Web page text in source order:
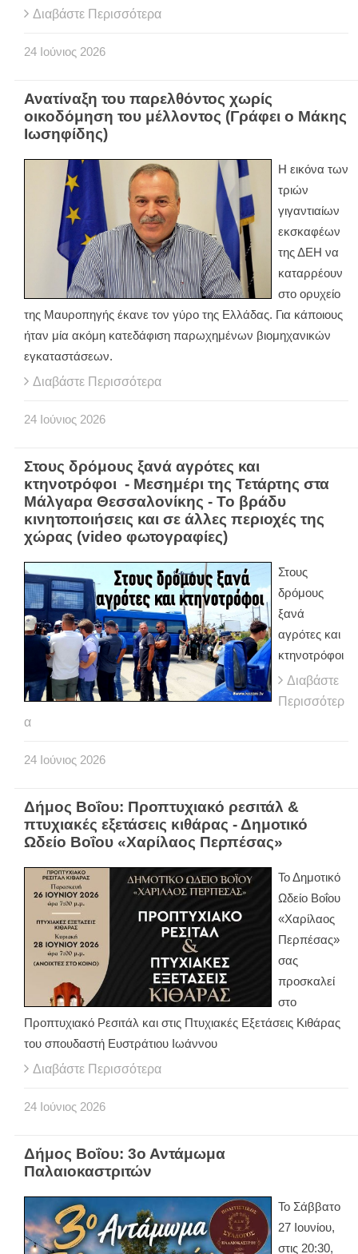
Διαβάστε Περισσότερα
24 Ιούνιος 2026
Ανατίναξη του παρελθόντος χωρίς
οικοδόμηση του μέλλοντος (Γράφει ο Μάκης
Ιωσηφίδης)
Η εικόνα των
τριών
γιγαντιαίων
εκσκαφέων
της ΔΕΗ να
καταρρέουν
στο ορυχείο
της Μαυροπηγής έκανε τον γύρο της Ελλάδας. Για κάποιους
ήταν μία ακόμη κατεδάφιση παρωχημένων βιομηχανικών
εγκαταστάσεων.
Διαβάστε Περισσότερα
24 Ιούνιος 2026
Στους δρόμους ξανά αγρότες και
κτηνοτρόφοι - Μεσημέρι της Τετάρτης στα
Μάλγαρα Θεσσαλονίκης - Το βράδυ
κινητοποιήσεις και σε άλλες περιοχές της
χώρας (video φωτογραφίες)
Στους
δρόμους
ξανά
αγρότες και
κτηνοτρόφοι
Διαβάστε
Περισσότερ
α
24 Ιούνιος 2026
Δήμος Βοΐου: Προπτυχιακό ρεσιτάλ &
πτυχιακές εξετάσεις κιθάρας - Δημοτικό
Ωδείο Βοΐου «Χαρίλαος Περπέσας»
Το Δημοτικό
Ωδείο Βοΐου
«Χαρίλαος
Περπέσας»
σας
προσκαλεί
στο
Προπτυχιακό Ρεσιτάλ και στις Πτυχιακές Εξετάσεις Κιθάρας
του σπουδαστή Ευστράτιου Ιωάννου
Διαβάστε Περισσότερα
24 Ιούνιος 2026
Δήμος Βοΐου: 3ο Αντάμωμα
Παλαιοκαστριτών
Το Σάββατο
27 Ιουνίου,
στις 20:30,